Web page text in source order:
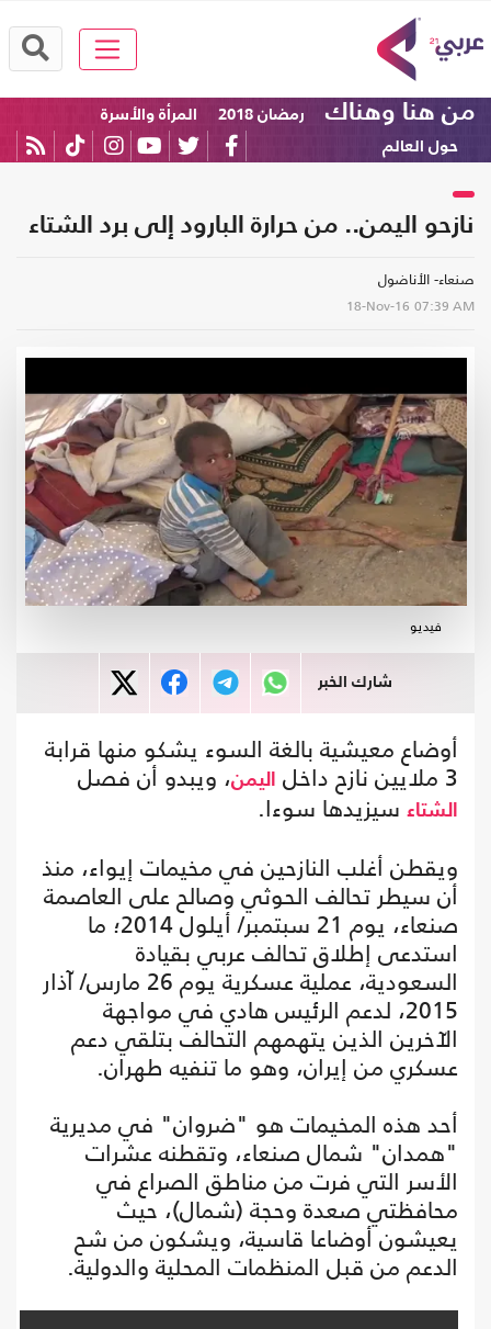
من هنا وهناك رمضان 2018
المرأة والأسرة
حول العالم
نازحو اليمن.. من حرارة البارود إلى برد الشتاء‎
صنعاء- الأناضول
18-Nov-16 07:39 AM
فيديو
شارك الخبر
أوضاع معيشية بالغة السوء يشكو منها قرابة
3 ملايين نازح داخل اليمن، ويبدو أن فصل
الشتاء سيزيدها سوءا.
ويقطن أغلب النازحين في مخيمات إيواء، منذ
أن سيطر تحالف الحوثي وصالح على العاصمة
صنعاء، يوم 21 سبتمبر/ أيلول 2014؛ ما
استدعى إطلاق تحالف عربي بقيادة
السعودية، عملية عسكرية يوم 26 مارس/ آذار
2015، لدعم الرئيس هادي في مواجهة
الآخرين الذين يتهمهم التحالف بتلقي دعم
عسكري من إيران، وهو ما تنفيه طهران.
أحد هذه المخيمات هو "ضروان" في مديرية
"همدان" شمال صنعاء، وتقطنه عشرات
الأسر التي فرت من مناطق الصراع في
محافظتي صعدة وحجة (شمال)، حيث
يعيشون أوضاعا قاسية، ويشكون من شح
الدعم من قبل المنظمات المحلية والدولية.